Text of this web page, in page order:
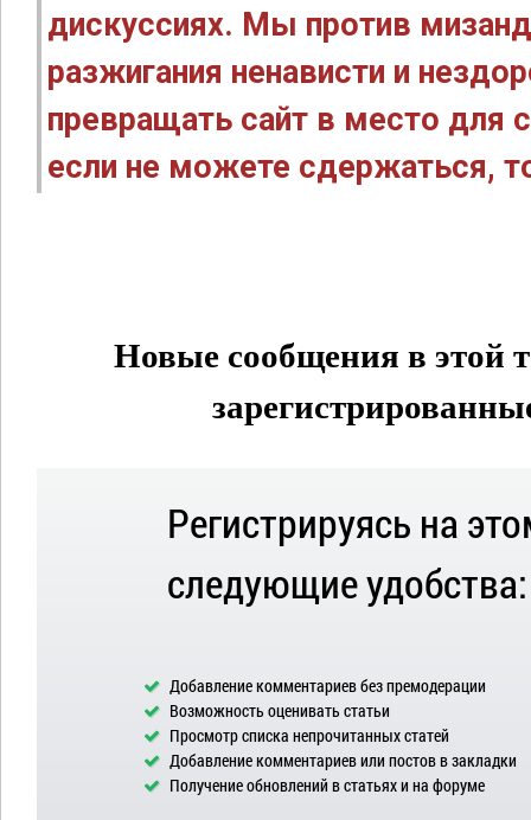
дискуссиях. Мы против
разжигания ненависти и
превращать сайт в место для
если не можете сдержаться,
Новые сообщения в этой
Регистрируясь на
следующие удобства:
Добавление комментариев без премодерации
Возможность оценивать статьи
Просмотр списка непрочитанных статей
Добавление комментариев или постов в закладки
Получение обновлений в статьях и на форуме